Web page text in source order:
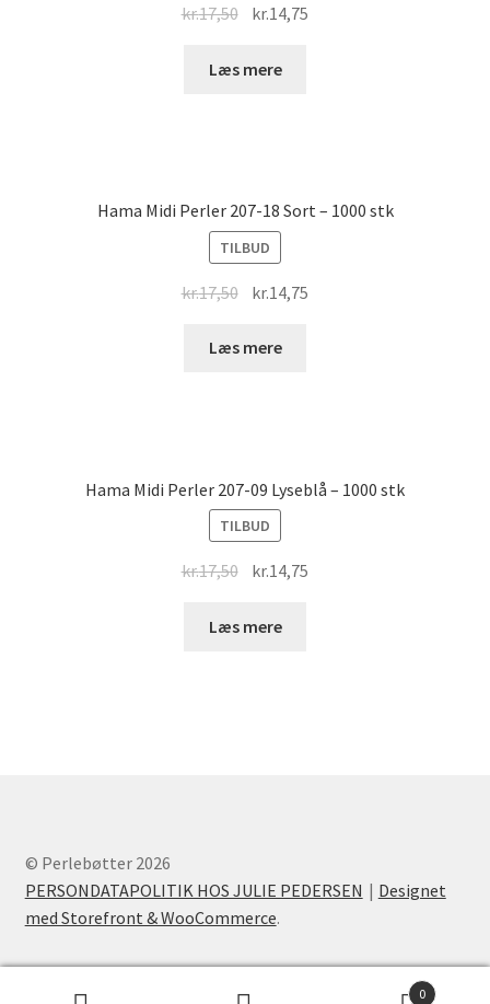
kr.17,50 Original
was:
kr.14,75
Læs mere
Hama Midi Perler 207-18 Sort – 1000 stk
TILBUD
kr.17,50 Original
was:
kr.14,75
Læs mere
Hama Midi Perler 207-09 Lyseblå – 1000 stk
TILBUD
kr.17,50 Original
was:
kr.14,75
Læs mere
© Perlebøtter 2026
PERSONDATAPOLITIK HOS JULIE PEDERSEN
Designet
med Storefront & WooCommerce.
0